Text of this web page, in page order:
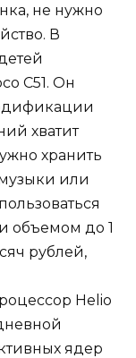
не нужно
В
C51. Он
хватит
хранить
или
объемом до 1
рублей,
Helio
ядер